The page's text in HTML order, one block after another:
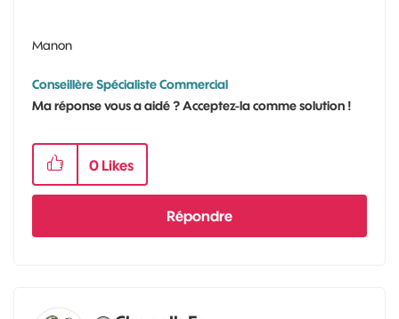
Manon
Conseillère Spécialiste Commercial
Ma réponse vous a aidé ? Acceptez-la comme solution !
0 Likes
Répondre